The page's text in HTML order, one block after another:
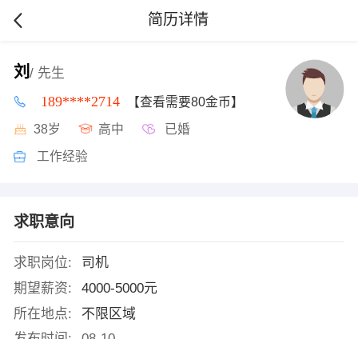
简历详情
刘 / 先生
189****2714 【查看需要80金币】
38岁 高中 已婚
工作经验
求职意向
求职岗位:
司机
期望薪资:
4000-5000元
所在地点:
不限区域